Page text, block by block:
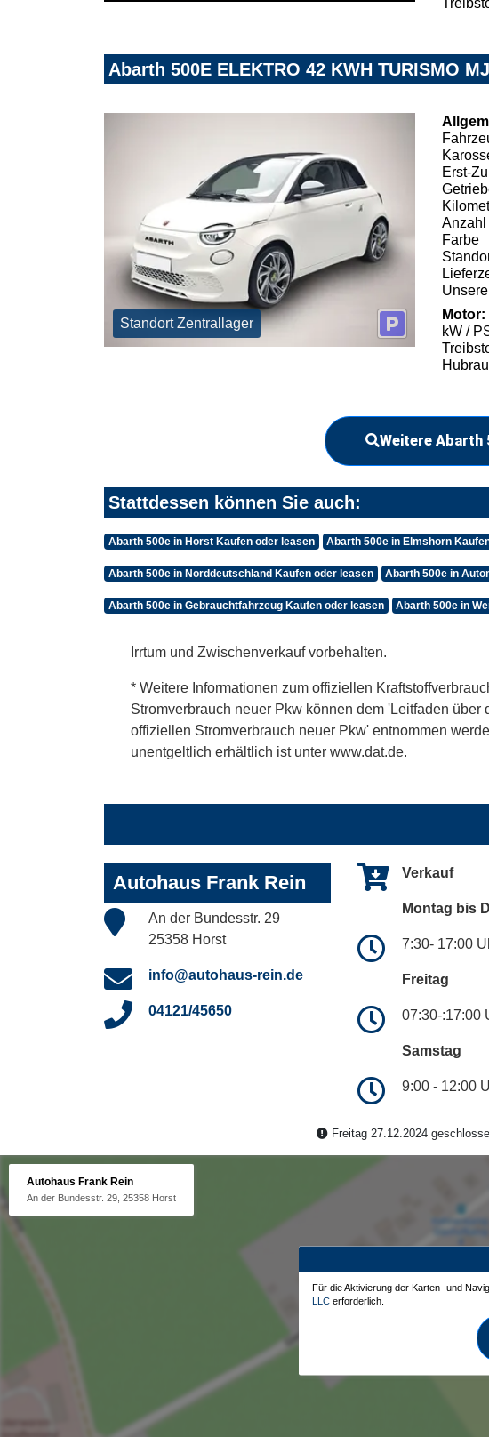
Abarth 500E ELEKTRO 42 KWH TURISMO
Standort Zentrallager
Erst-
Anzahl
Farbe
Motor:
kW /
Weitere Abarth
Stattdessen können Sie auch:
Abarth 500e in Horst Kaufen oder leasen Abarth 500e in Elmshorn
Abarth 500e in Norddeutschland Kaufen oder leasen Abarth 500e in
Abarth 500e in Gebrauchtfahrzeug Kaufen oder leasen Abarth 500e in
Irrtum und Zwischenverkauf vorbehalten.
* Weitere Informationen zum offiziellen
Stromverbrauch neuer Pkw können dem 'Leitfaden
offiziellen Stromverbrauch neuer Pkw' entnommen
unentgeltlich erhältlich ist unter www.dat.de.
Autohaus Frank Rein
An der Bundesstr. 29
25358 Horst
info@autohaus-rein.de
04121/45650
Verkauf
Montag bis
7:30- 17:00
Freitag
07:30-:17:00
Samstag
9:00 - 12:00
Freitag 27.12.2024
Autohaus Frank Rein
An der Bundesstr. 29, 25358 Horst
Für die Aktivierung der Karten- und
LLC erforderlich.